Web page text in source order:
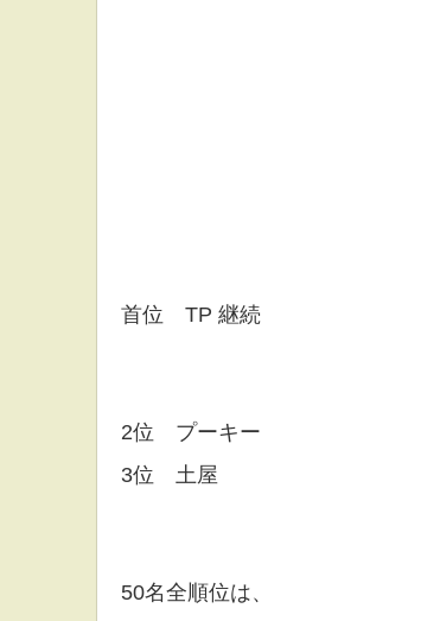
首位 TP 継続
2位 プーキー
3位 土屋
50名全順位は、